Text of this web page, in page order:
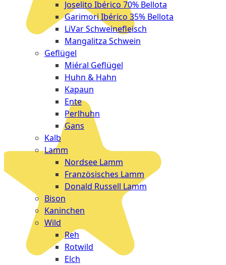
Joselito Ibérico 70% Bellota
Garimori Ibérico 35% Bellota
LiVar Schweinefleisch
Mangalitza Schwein
Geflügel
Miéral Geflügel
Huhn & Hahn
Kapaun
Ente
Perlhuhn
Gans
Kalb
Lamm
Nordsee Lamm
Französisches Lamm
Donald Russell Lamm
Bison
Kaninchen
Wild
Reh
Rotwild
Elch